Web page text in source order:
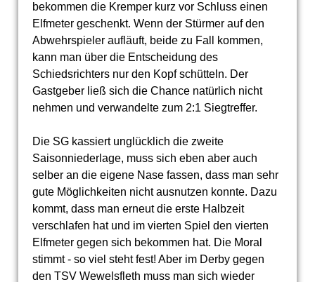
bekommen die Kremper kurz vor Schluss einen
Elfmeter geschenkt. Wenn der Stürmer auf den
Abwehrspieler aufläuft, beide zu Fall kommen,
kann man über die Entscheidung des
Schiedsrichters nur den Kopf schütteln. Der
Gastgeber ließ sich die Chance natürlich nicht
nehmen und verwandelte zum 2:1 Siegtreffer.
Die SG kassiert unglücklich die zweite
Saisonniederlage, muss sich eben aber auch
selber an die eigene Nase fassen, dass man sehr
gute Möglichkeiten nicht ausnutzen konnte. Dazu
kommt, dass man erneut die erste Halbzeit
verschlafen hat und im vierten Spiel den vierten
Elfmeter gegen sich bekommen hat. Die Moral
stimmt - so viel steht fest! Aber im Derby gegen
den TSV Wewelsfleth muss man sich wieder